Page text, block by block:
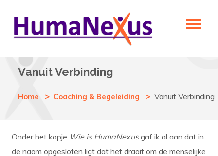
Vanuit Verbinding
Home Coaching & Begeleiding Vanuit Verbinding
Onder het kopje Wie is HumaNexusgaf ik al aan dat in
de naam opgesloten ligt dat het draait om de menselijke